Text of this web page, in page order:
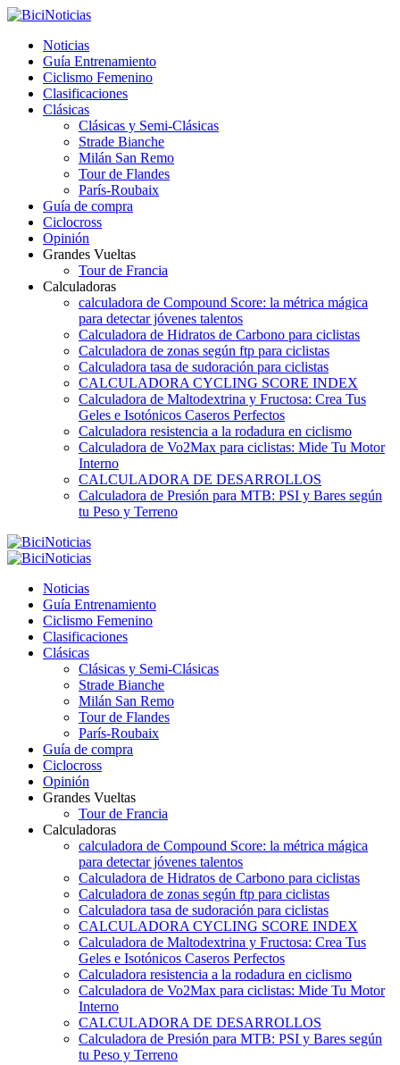
Noticias
Guía Entrenamiento
Ciclismo Femenino
Clasificaciones
Clásicas
Clásicas y Semi-Clásicas
Strade Bianche
Milán San Remo
Tour de Flandes
París-Roubaix
Guía de compra
Ciclocross
Opinión
Grandes Vueltas
Tour de Francia
Calculadoras
calculadora de Compound Score: la métrica mágica
para detectar jóvenes talentos
Calculadora de Hidratos de Carbono para ciclistas
Calculadora de zonas según ftp para ciclistas
Calculadora tasa de sudoración para ciclistas
CALCULADORA CYCLING SCORE INDEX
Calculadora de Maltodextrina y Fructosa: Crea Tus
Geles e Isotónicos Caseros Perfectos
Calculadora resistencia a la rodadura en ciclismo
Calculadora de Vo2Max para ciclistas: Mide Tu Motor
Interno
CALCULADORA DE DESARROLLOS
Calculadora de Presión para MTB: PSI y Bares según
tu Peso y Terreno
Noticias
Guía Entrenamiento
Ciclismo Femenino
Clasificaciones
Clásicas
Clásicas y Semi-Clásicas
Strade Bianche
Milán San Remo
Tour de Flandes
París-Roubaix
Guía de compra
Ciclocross
Opinión
Grandes Vueltas
Tour de Francia
Calculadoras
calculadora de Compound Score: la métrica mágica
para detectar jóvenes talentos
Calculadora de Hidratos de Carbono para ciclistas
Calculadora de zonas según ftp para ciclistas
Calculadora tasa de sudoración para ciclistas
CALCULADORA CYCLING SCORE INDEX
Calculadora de Maltodextrina y Fructosa: Crea Tus
Geles e Isotónicos Caseros Perfectos
Calculadora resistencia a la rodadura en ciclismo
Calculadora de Vo2Max para ciclistas: Mide Tu Motor
Interno
CALCULADORA DE DESARROLLOS
Calculadora de Presión para MTB: PSI y Bares según
tu Peso y Terreno